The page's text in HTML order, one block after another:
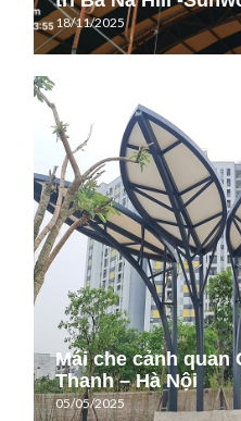
18/11/2025
Mái che cảnh
Thanh – Hà Nội
05/05/2025